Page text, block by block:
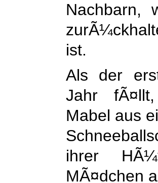
Nachbarn,
ist.
Als der
Jahr
Mabel aus
ihrer
MÃ¤dchen